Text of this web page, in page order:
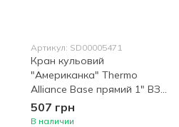
Артикул: SD00005471
Кран кульовий
"Американка" Thermo
Alliance Base прямий 1" ВЗ
SD221W25
507 грн
В наличии